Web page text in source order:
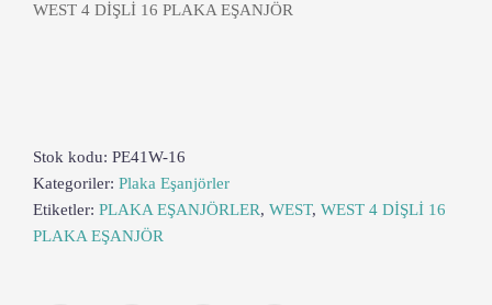
WEST 4 DİŞLİ 16 PLAKA EŞANJÖR
Stok kodu: PE41W-16
Kategoriler: Plaka Eşanjörler
Etiketler: PLAKA EŞANJÖRLER, WEST, WEST 4 DİŞLİ 16
PLAKA EŞANJÖR